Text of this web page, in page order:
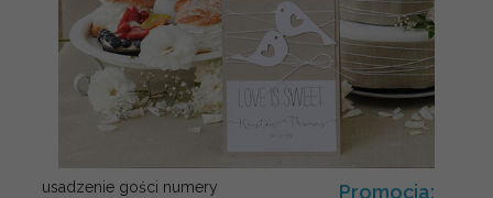
usadzenie gości numery
Promocja: